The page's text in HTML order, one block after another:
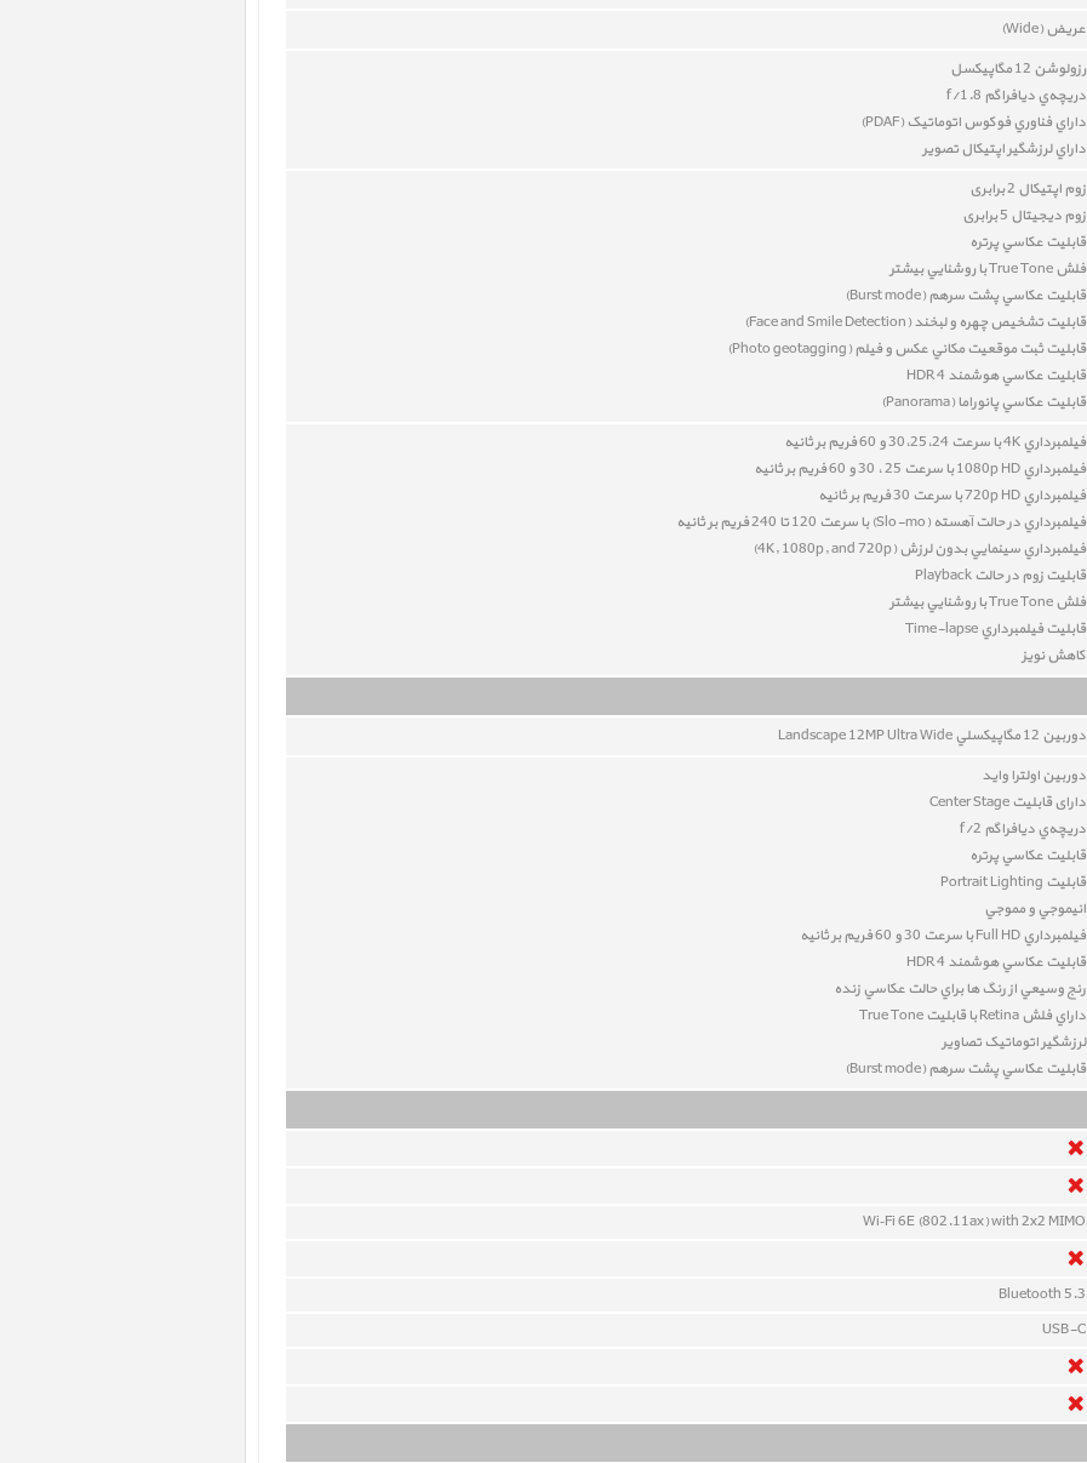
عريض (Wide)
رزولوشن 12 مگاپيکسل
دريچه‌ي ديافراگم f/1.8
داراي فناوري فوکوس اتوماتيک (PDAF)
دارايلرزشگير اپتيکال تصوير
زوم اپتیکال 2 برابری
زوم دیجیتال 5 برابری
قابليت عکاسي پرتره
فلش True Tone با روشنايي بيشتر
قابليت عکاسي پشت سرهم (Burst mode)
قابليت تشخيص چهره و لبخند(
Face and Smile Detection
)
قابليت ثبت موقعيت مکاني عکس و فيلم (Photo geotagging)
قابليت عکاسي هوشمند HDR 4
قابليت عکاسي پانوراما (Panorama)
فيلمبرداري 4K با سرعت 30،25،24 و 60 فريم بر ثانيه
فيلمبرداري 1080p HD با سرعت 25 ، 30 و 60 فريم بر ثانيه
فيلمبرداري 720p HD با سرعت 30 فريم بر ثانيه
فيلمبرداري در حالت آهسته (Slo-mo) با سرعت 120 تا 240 فريم بر ثانيه
فيلمبرداري سينمايي بدون لرزش (4K, 1080p, and 720p)
قابليت زوم در حالت Playback
فلش True Tone با روشنايي بيشتر
قابليت فيلمبرداري Time-lapse
کاهش نويز
دوربين 12 مگاپيکسلي Landscape 12MP Ultra Wide
دوربین اولترا واید
دارای قابلیت Center Stage
دريچه‌ي ديافراگم f/2
قابليت عکاسي پرتره
قابليت Portrait Lighting
انيموجي و مموجي
فيلمبرداري Full HD با سرعت 30 و 60 فريم بر ثانيه
قابليت عکاسي هوشمند HDR 4
رنج وسيعي از رنگ ها براي حالت عکاسي زنده
داراي فلش Retina با قابلیت True Tone
لرزشگير اتوماتيک تصاوير
قابليت عکاسي پشت سرهم (Burst mode)
Wi‑Fi 6E (802.11ax) with 2x2 MIMO
Bluetooth 5.3
USB-C